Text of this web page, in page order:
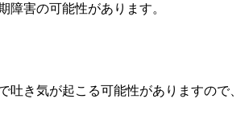
害の可能性があります。
き気が起こる可能性がありますので、